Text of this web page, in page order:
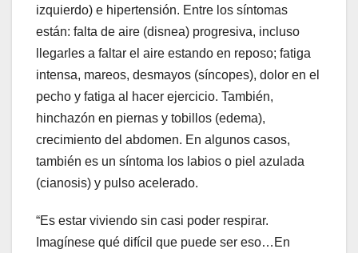
izquierdo) e hipertensión. Entre los síntomas
están: falta de aire (disnea) progresiva, incluso
llegarles a faltar el aire estando en reposo; fatiga
intensa, mareos, desmayos (síncopes), dolor en el
pecho y fatiga al hacer ejercicio. También,
hinchazón en piernas y tobillos (edema),
crecimiento del abdomen. En algunos casos,
también es un síntoma los labios o piel azulada
(cianosis) y pulso acelerado.
“Es estar viviendo sin casi poder respirar.
Imagínese qué difícil que puede ser eso…En